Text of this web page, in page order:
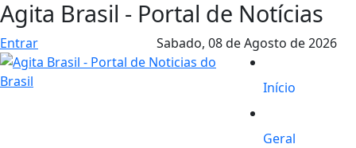
Agita Brasil - Portal de Notícias
Entrar Sabado, 08 de Agosto de 2026
Início
Geral